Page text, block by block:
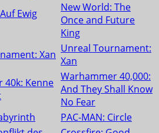
Ewig
New World: The
Once and Future
King
Xan Unreal Tournament:
Xan
40k: Kenne Warhammer 40,000:
And They Shall Know
No Fear
PAC-MAN: Circle